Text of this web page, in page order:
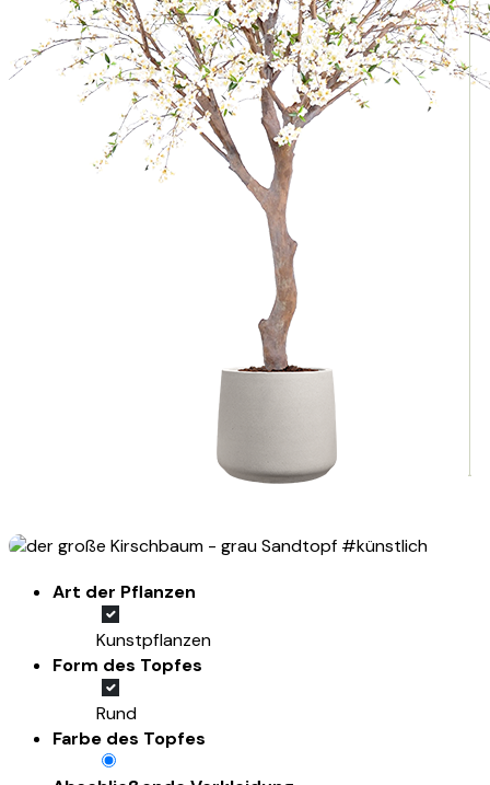
Art der Pflanzen
Kunstpflanzen
Form des Topfes
Rund
Farbe des Topfes